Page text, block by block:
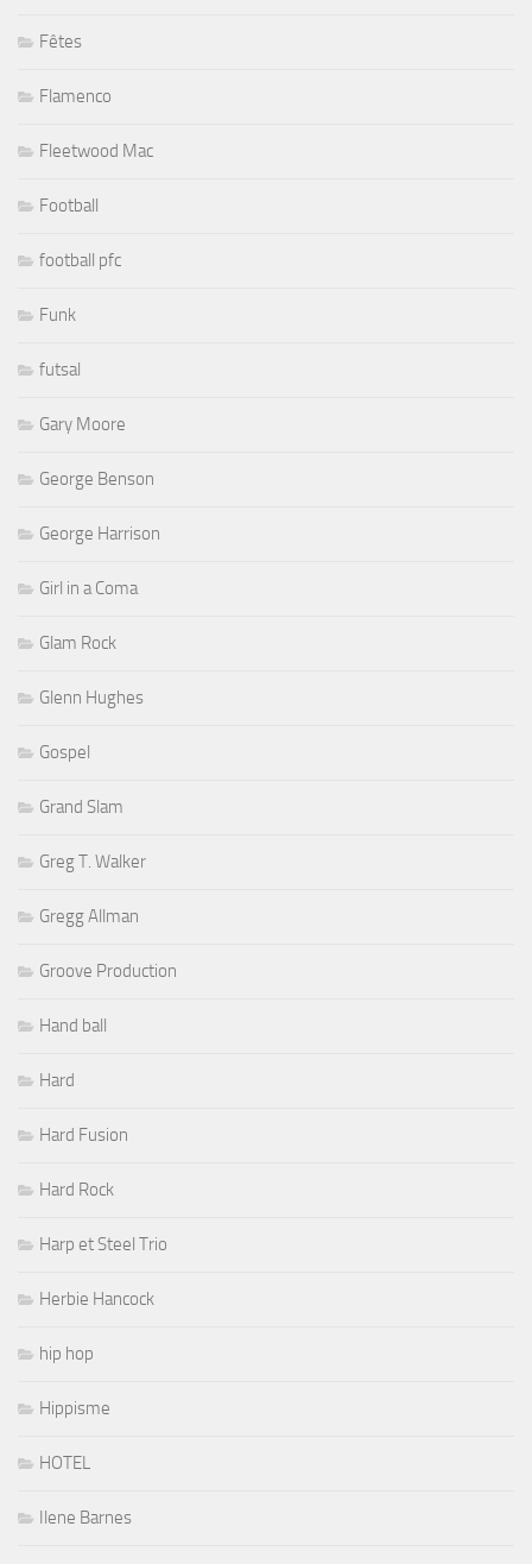
Fêtes
Flamenco
Fleetwood Mac
Football
football pfc
Funk
futsal
Gary Moore
George Benson
George Harrison
Girl in a Coma
Glam Rock
Glenn Hughes
Gospel
Grand Slam
Greg T. Walker
Gregg Allman
Groove Production
Hand ball
Hard
Hard Fusion
Hard Rock
Harp et Steel Trio
Herbie Hancock
hip hop
Hippisme
HOTEL
Ilene Barnes